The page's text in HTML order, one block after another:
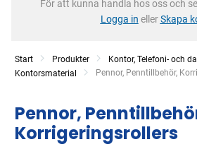
För att kunna handla hos oss och
Logga in ellerSkapa
Start Produkter
Kontor, Telefoni- och
Kontorsmaterial
Current:
Pennor, Penntillbehör,
Pennor,
Korrigeringsrollers